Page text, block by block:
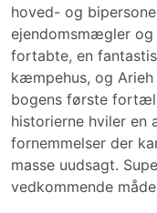
hoved- og
ejendomsmægler og
fortabte, en
kæmpehus, og
bogens første
historierne hviler
fornemmelser der
masse uudsagt.
vedkommende